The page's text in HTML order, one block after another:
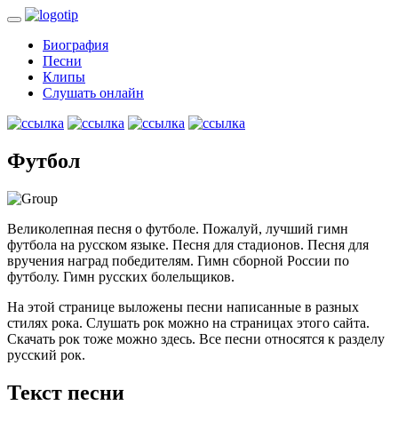
Биография
Песни
Клипы
Слушать онлайн
Футбол
Великолепная песня о футболе. Пожалуй, лучший гимн
футбола на русском языке. Песня для стадионов. Песня для
вручения наград победителям. Гимн сборной России по
футболу. Гимн русских болельщиков.
На этой странице выложены песни написанные в разных
стилях рока. Слушать рок можно на страницах этого сайта.
Скачать рок тоже можно здесь. Все песни относятся к разделу
русский рок.
Текст песни